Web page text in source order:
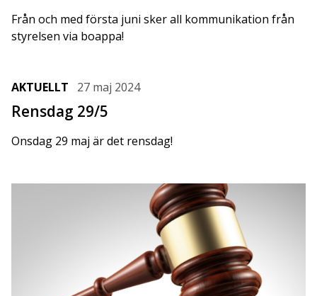
Från och med första juni sker all kommunikation från
styrelsen via boappa!
AKTUELLT 27 maj 2024
Rensdag 29/5
Onsdag 29 maj är det rensdag!